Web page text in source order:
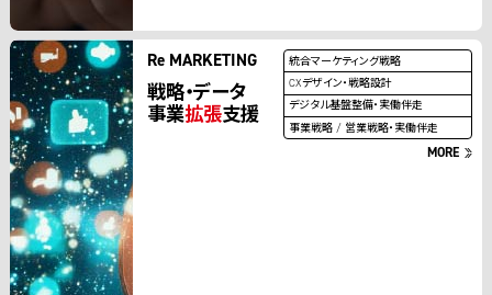
Re MARKETING
戦略・データ
事業拡張支援
統合マーケティング戦略
CXデザイン・戦略設計
デジタル基盤整備・実働伴走
事業戦略 / 営業戦略・実働伴走
MORE